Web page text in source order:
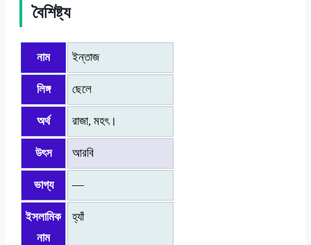
বৈশিষ্ট্য
নাম ইন্তাজ
লিঙ্গ ছেলে
অর্থ রাজা, মহৎ।
উৎস আরবি
ভাগ্য —
ইসলামিক
নাম
হ্যাঁ